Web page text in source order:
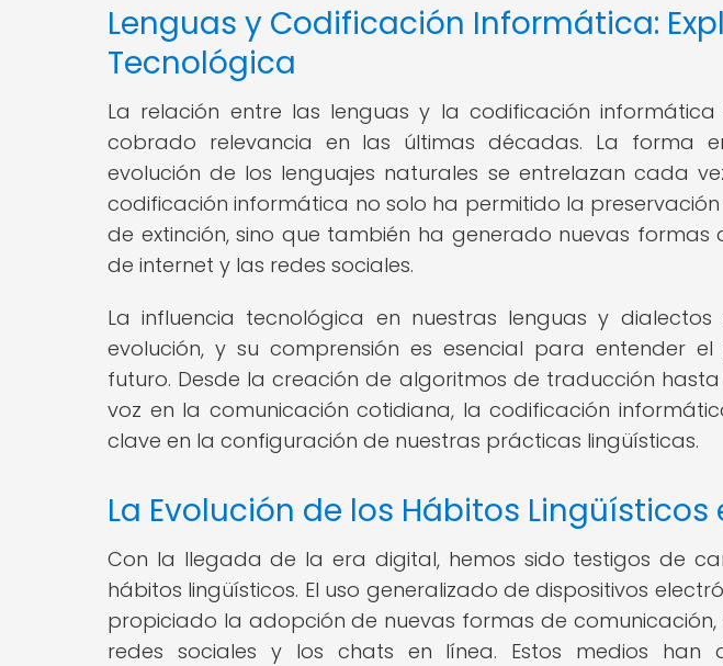
Lenguas y Codificación Informática:
Tecnológica
La relación entre las lenguas y la codificación
cobrado relevancia en las últimas décadas. La forma
evolución de los lenguajes naturales se entrelazan cada
codificación informática no solo ha permitido la
de extinción, sino que también ha generado nuevas formas
de internet y las redes sociales.
La influencia tecnológica en nuestras lenguas y
evolución, y su comprensión es esencial para entender
futuro. Desde la creación de algoritmos de traducción
voz en la comunicación cotidiana, la codificación
clave en la configuración de nuestras prácticas lingüísticas.
La Evolución de los Hábitos Lingüísticos
Con la llegada de la era digital, hemos sido testigos de
hábitos lingüísticos. El uso generalizado de dispositivos
propiciado la adopción de nuevas formas de comunicación,
redes sociales y los chats en línea. Estos medios